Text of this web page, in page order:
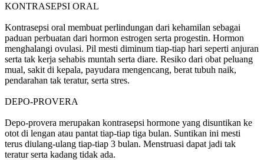
KONTRASEPSI ORAL
Kontrasepsi oral membuat perlindungan dari kehamilan sebagai
paduan perbuatan dari hormon estrogen serta progestin. Hormon
menghalangi ovulasi. Pil mesti diminum tiap-tiap hari seperti anjuran
serta tak kerja sehabis muntah serta diare. Resiko dari obat peluang
mual, sakit di kepala, payudara mengencang, berat tubuh naik,
pendarahan tak teratur, serta stres.
DEPO-PROVERA
Depo-provera merupakan kontrasepsi hormone yang disuntikan ke
otot di lengan atau pantat tiap-tiap tiga bulan. Suntikan ini mesti
terus diulang-ulang tiap-tiap 3 bulan. Menstruasi dapat jadi tak
teratur serta kadang tidak ada.